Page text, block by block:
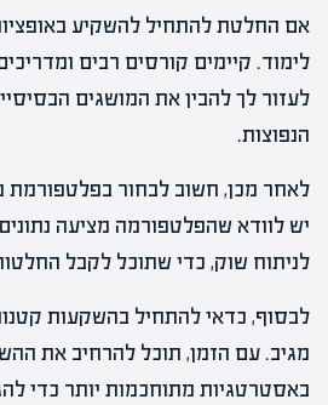
אם החלטת להתחיל להשקיע
לימוד. קיימים קורסים רבים
לעזור לך להבין את המושגים
הנפוצות.
לאחר מכן, חשוב לבחור בפלטפורמת
יש לוודא שהפלטפורמה מציעה
לניתוח שוק, כדי שתוכל לקבל
לבסוף, כדאי להתחיל בהשקעות
מגיב. עם הזמן, תוכל להרחיב את
באסטרטגיות מתוחכמות יותר כדי